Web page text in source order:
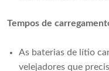
Tempos de
As baterias de lítio
velejadores que